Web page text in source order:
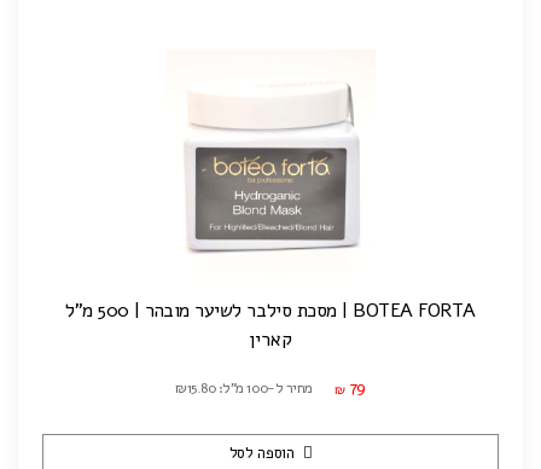
BOTEA FORTA | מסכת סילבר לשיער מובהר | 500 מ"ל
קארין
₪ 79 מחיר ל-100 מ"ל: ₪15.80
הוספה לסל